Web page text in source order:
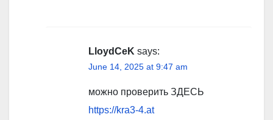
LloydCeK says:
June 14, 2025 at 9:47 am
можно проверить ЗДЕСЬ
https://kra3-4.at